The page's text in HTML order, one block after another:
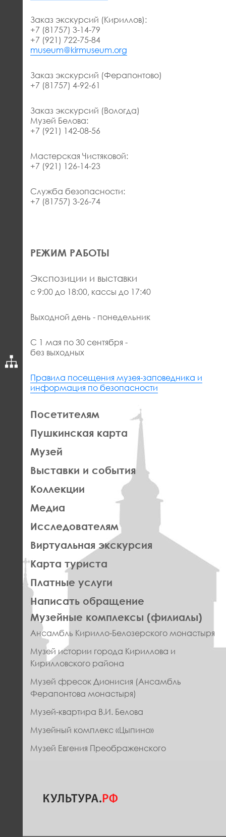
Заказ экскурсий (Кириллов):
+7 (81757) 3-14-79
+7 (921) 722-75-84
museum@kirmuseum.org
Заказ экскурсий (Ферапонтово)
+7 (81757) 4-92-61
Заказ экскурсий (Вологда)
Музей Белова:
+7 (921) 142-08-56
Мастерская Чистяковой:
+7 (921) 126-14-23
Служба безопасности:
+7 (81757) 3-26-74
РЕЖИМ РАБОТЫ
Экспозиции и выставки
с 9:00 до 18:00, кассы до 17:40
Выходной день - понедельник
С 1 мая по 30 сентября -
без выходных
Правила посещения музея-заповедника и
информация по безопасности
ЛЕВАЯ
ЧАСТЬ
ФУТЕР
Посетителям
Пушкинская карта
Музей
Выставки и события
Коллекции
Медиа
Исследователям
Виртуальная экскурсия
Карта туриста
Платные услуги
Написать обращение
ПРАВОЕ
МЕНЮ
ФУТЕР
Музейные комплексы (филиалы)
Ансамбль Кирилло-Белозерского монастыря
Музей истории города Кириллова и
Кирилловского района
Музей фресок Дионисия (Ансамбль
Ферапонтова монастыря)
Музей-квартира В.И. Белова
Музейный комплекс «Цыпино»
Музей Евгения Преображенского